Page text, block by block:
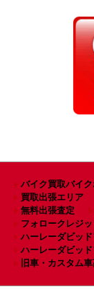
バイク買取バイ
買取出張エリア
無料出張査定
フォロークレジッ
ハーレーダビッ
ハーレーダビッ
旧車・カスタム